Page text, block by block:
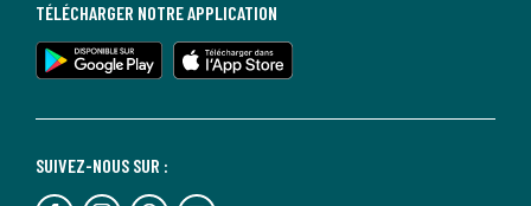
SUIVEZ-NOUS SUR :
TÉLÉCHARGER NOTRE APPLICATION